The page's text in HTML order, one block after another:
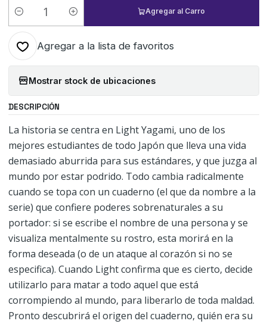
Cantidad
Agregar al Carro
Agregar a la lista de favoritos
Mostrar stock de ubicaciones
DESCRIPCIÓN
La historia se centra en Light Yagami, uno de los
mejores estudiantes de todo Japón que lleva una vida
demasiado aburrida para sus estándares, y que juzga al
mundo por estar podrido. Todo cambia radicalmente
cuando se topa con un cuaderno (el que da nombre a la
serie) que confiere poderes sobrenaturales a su
portador: si se escribe el nombre de una persona y se
visualiza mentalmente su rostro, esta morirá en la
forma deseada (o de un ataque al corazón si no se
especifica). Cuando Light confirma que es cierto, decide
utilizarlo para matar a todo aquel que está
corrompiendo al mundo, para liberarlo de toda maldad.
Pronto descubrirá el origen del cuaderno, quién era su